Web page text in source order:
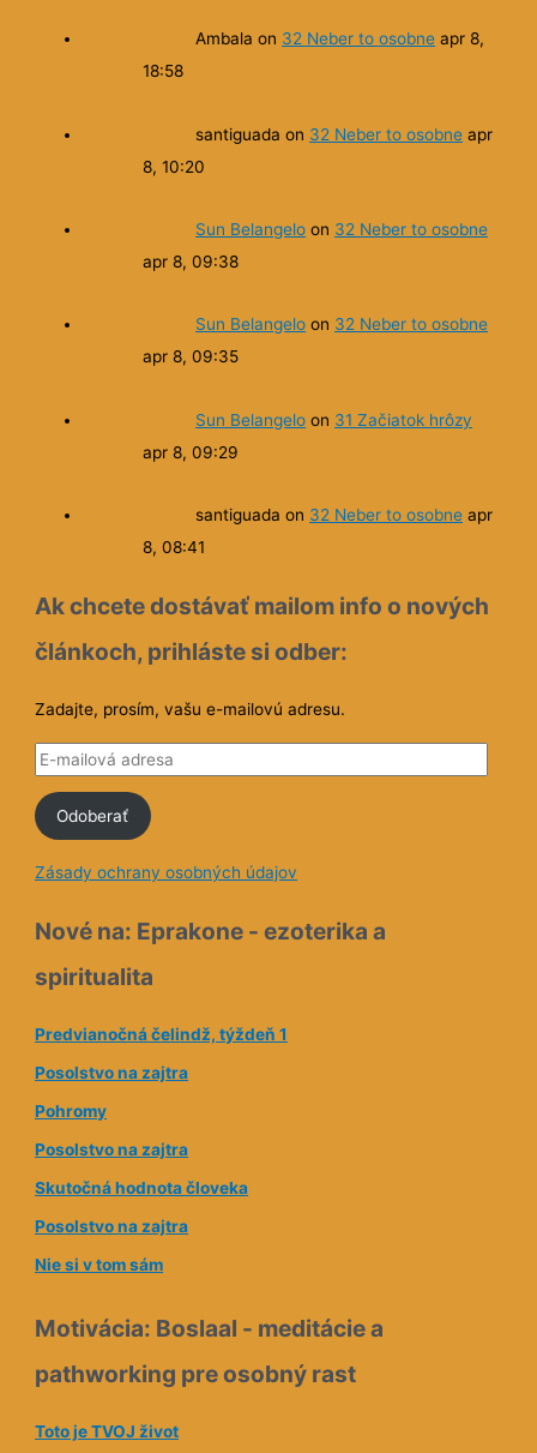
Ambala on 32 Neber to osobne apr 8,
18:58
santiguada on 32 Neber to osobne apr
8, 10:20
Sun Belangelo on 32 Neber to osobne
apr 8, 09:38
Sun Belangelo on 32 Neber to osobne
apr 8, 09:35
Sun Belangelo on 31 Začiatok hrôzy
apr 8, 09:29
santiguada on 32 Neber to osobne apr
8, 08:41
Ak chcete dostávať mailom info o nových
článkoch, prihláste si odber:
Zadajte, prosím, vašu e-mailovú adresu.
E
m
i
l
v
a
d
r
e
s
Odoberať
Zásady ochrany osobných údajov
Nové na: Eprakone - ezoterika a
spiritualita
Predvianočná čelindž, týždeň 1
Posolstvo na zajtra
Pohromy
Posolstvo na zajtra
Skutočná hodnota človeka
Posolstvo na zajtra
Nie si v tom sám
Motivácia: Boslaal - meditácie a
pathworking pre osobný rast
Toto je TVOJ život